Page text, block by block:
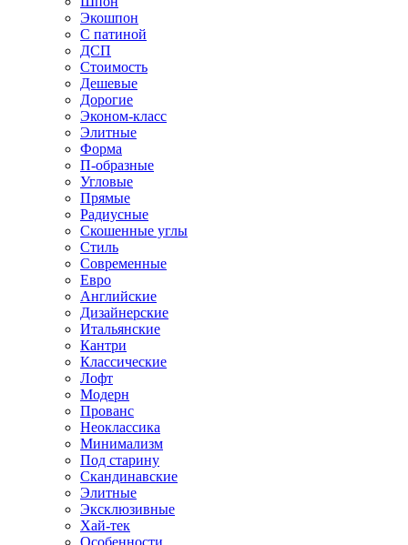
Экошпон
С патиной
ДСП
Стоимость
Дешевые
Дорогие
Эконом-класс
Элитные
Форма
П-образные
Угловые
Прямые
Радиусные
Скошенные углы
Стиль
Современные
Евро
Английские
Дизайнерские
Итальянские
Кантри
Классические
Лофт
Модерн
Прованс
Неоклассика
Минимализм
Под старину
Скандинавские
Элитные
Эксклюзивные
Хай-тек
Особенности